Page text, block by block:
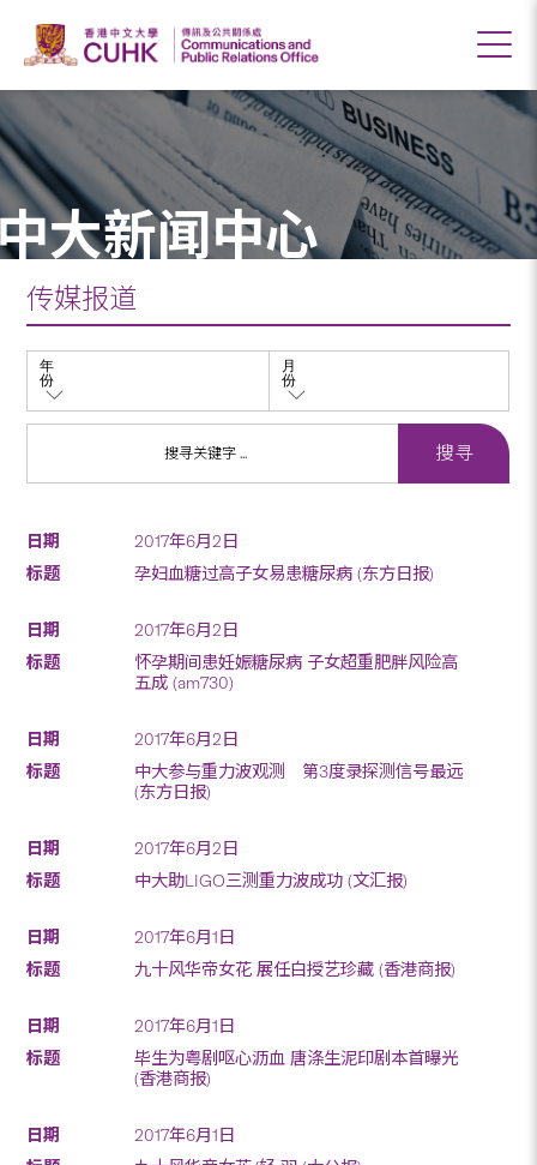
大新闻中心
传媒报道
年
份
月
份
2017年6月2日
孕妇血糖过高子女易患糖尿病 (东方日报)
2017年6月2日
怀孕期间患妊娠糖尿病 子女超重肥胖风险高
五成 (am730)
2017年6月2日
中大参与重力波观测 第3度录探测信号最远
(东方日报)
2017年6月2日
中大助LIGO三测重力波成功 (文汇报)
2017年6月1日
九十风华帝女花 展任白授艺珍藏 (香港商报)
2017年6月1日
毕生为粤剧呕心沥血 唐涤生泥印剧本首曝光
(香港商报)
2017年6月1日